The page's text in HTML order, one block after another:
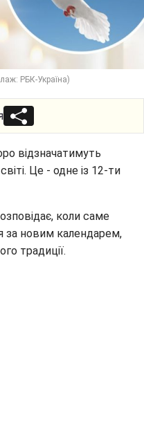
РБК-Україна)
відзначатимуть
Це - одне із 12-ти
коли саме
за новим календарем,
традиції.